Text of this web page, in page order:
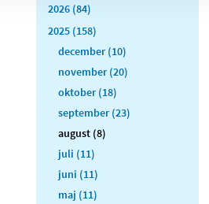
2026 (84)
2025 (158)
december (10)
november (20)
oktober (18)
september (23)
august (8)
juli (11)
juni (11)
maj (11)